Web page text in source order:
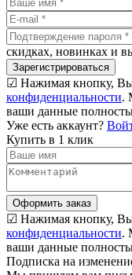
скидках, новинках и
Зарегистрироваться
☑ Нажимая кнопку, Вы
конфиденциальности.
ваши данные
Уже есть аккаунт?
Купить в 1 клик
Оформить заказ
☑ Нажимая кнопку, Вы
конфиденциальности.
ваши данные
Подписка на